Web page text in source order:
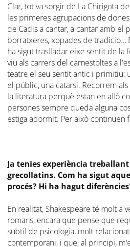
Clar, tot va sorgir de La Chirigota
les primeres agrupacions de
de Cadis a cantar, a cantar amb el
borratxeres, xopades de tradició…
ha sigut traslladar eixe sentit de la
viu als carrers del carnestoltes a
teatre el seu sentit antic i primitiu:
el públic, una catarsi. Recorrem
la literatura perquè estan en allò
persones sempre queda alguna
estiga adormit. Per això continuen
Ja tenies experiència
grecollatins. Com ha sigut
procés? Hi ha hagut
En realitat, Shakespeare té molt a
romans, encara que pense que
subtil de psicologia, molt
contemporani, i que, al principi,